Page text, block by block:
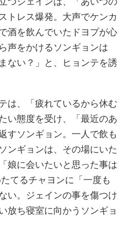
トレス爆発。大声でケンカ
酒を飲んでいたドヨプが心
声をかけるソンギョンは
ない？」と、ヒョンテを誘
は、「疲れているから休む
い態度を受け、「最近のあ
すソンギョン。一人で飲も
ンギョンは、その場にいた
娘に会いたいと思った事は
てるチャヨンに「一度も
い。ジェインの事を傷つけ
放ち寝室に向かうソンギョ